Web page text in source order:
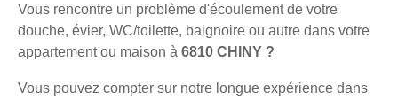
Vous rencontre un problème d'écoulement de votre
douche, évier, WC/toilette, baignoire ou autre dans votre
appartement ou maison à 6810 CHINY ?
Vous pouvez compter sur notre longue expérience dans